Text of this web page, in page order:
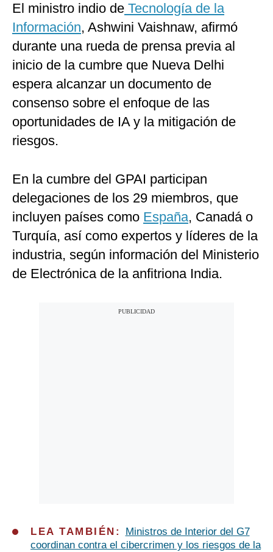
El ministro indio de Tecnología de la
Información, Ashwini Vaishnaw, afirmó
durante una rueda de prensa previa al
inicio de la cumbre que Nueva Delhi
espera alcanzar un documento de
consenso sobre el enfoque de las
oportunidades de IA y la mitigación de
riesgos.
En la cumbre del GPAI participan
delegaciones de los 29 miembros, que
incluyen países como España, Canadá o
Turquía, así como expertos y líderes de la
industria, según información del Ministerio
de Electrónica de la anfitriona India.
LEA TAMBIÉN:
Ministros de Interior del G7
coordinan contra el cibercrimen y los riesgos de la